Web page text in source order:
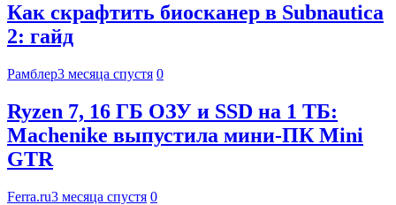
Как скрафтить биосканер в Subnautica
2: гайд
Рамблер3 месяца спустя 0
Ryzen 7, 16 ГБ ОЗУ и SSD на 1 ТБ:
Machenike выпустила мини-ПК Mini
GTR
Ferra.ru3 месяца спустя 0